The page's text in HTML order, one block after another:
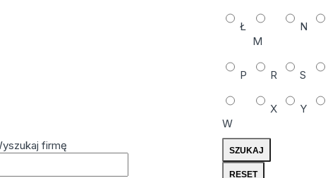
Ł
M
N
P R S
W
X Y
firmę